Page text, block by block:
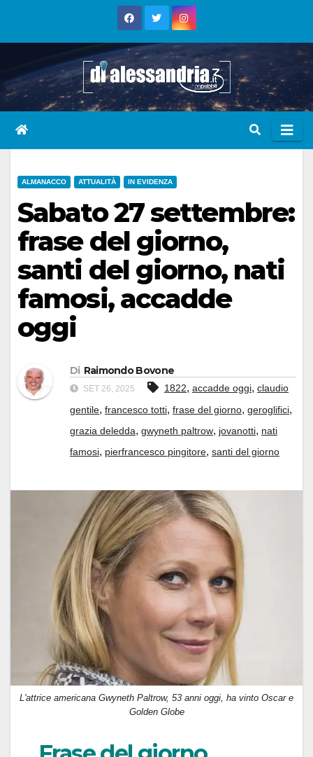
ALMANACCO ATTUALITÀ IN EVIDENZA
Sabato 27 settembre:
frase del giorno,
santi del giorno, nati
famosi, accadde
oggi
Di Raimondo Bovone
SET 26, 2025 1822, accadde oggi, claudio
gentile, francesco totti, frase del giorno, geroglifici,
grazia deledda, gwyneth paltrow, jovanotti, nati
famosi, pierfrancesco pingitore, santi del giorno
L'attrice americana Gwyneth Paltrow, 53 anni oggi, ha vinto Oscar e
Golden Globe